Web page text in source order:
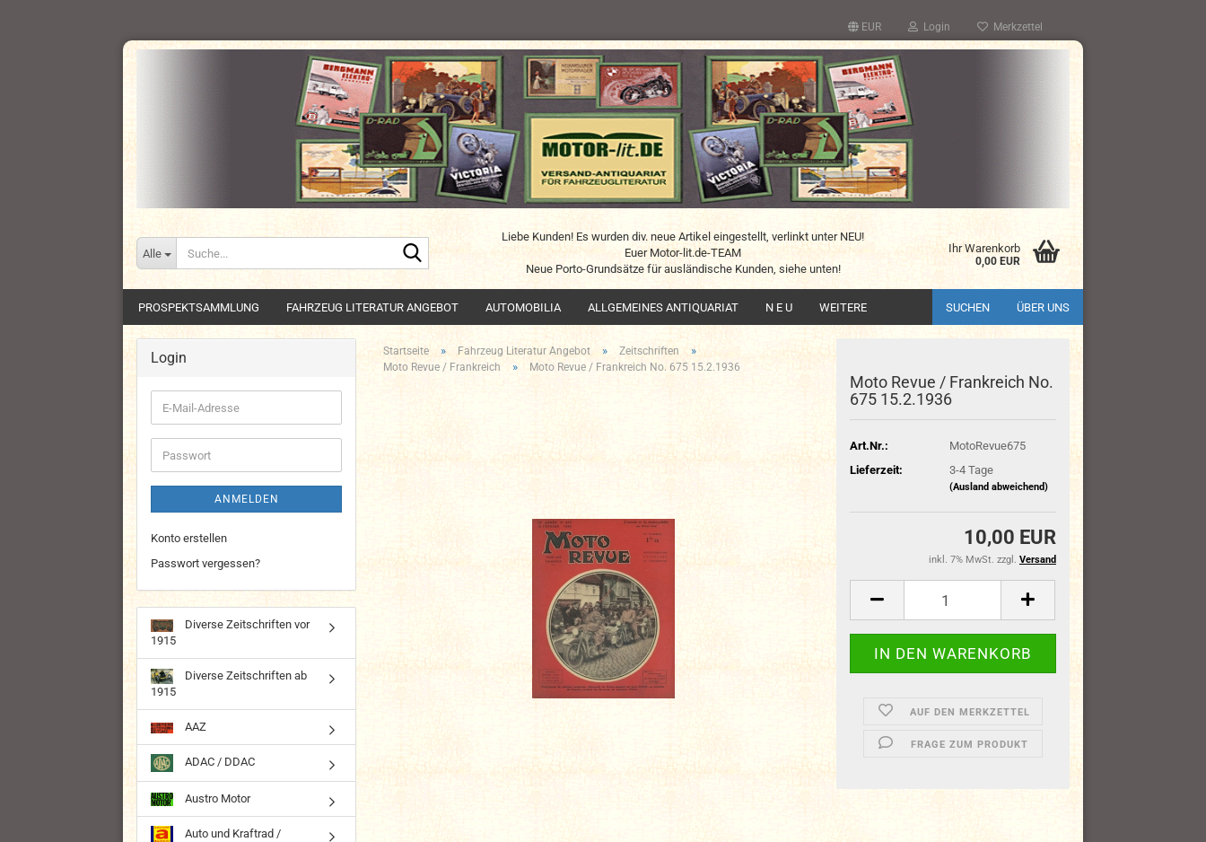
EUR Login Merkzettel
Alle
Suche...
Liebe Kunden! Es wurden div. neue Artikel eingestellt, verlinkt unter NEU!
Euer Motor-lit.de-TEAM
Neue Porto-Grundsätze für ausländische Kunden, siehe unten!
Ihr Warenkorb
0,00 EUR
PROSPEKTSAMMLUNG FAHRZEUG LITERATUR ANGEBOT AUTOMOBILIA ALLGEMEINES ANTIQUARIAT N E U SUCHEN ÜBER UNS
WEITERE
Startseite » Fahrzeug Literatur Angebot » Zeitschriften »
Moto Revue / Frankreich » Moto Revue / Frankreich No. 675 15.2.1936
Moto Revue / Frankreich No.
675 15.2.1936
Art.Nr.:
MotoRevue675
Lieferzeit:
3-4 Tage
(Ausland abweichend)
10,00 EUR
inkl. 7% MwSt. zzgl. Versand
AUF DEN MERKZETTEL
FRAGE ZUM PRODUKT
Login
E-
Mail-
Adresse
Passwort
ANMELDEN
Konto erstellen
Passwort vergessen?
Diverse Zeitschriften vor
1915
Diverse Zeitschriften ab
1915
AAZ
ADAC / DDAC
Austro Motor
Auto und Kraftrad /